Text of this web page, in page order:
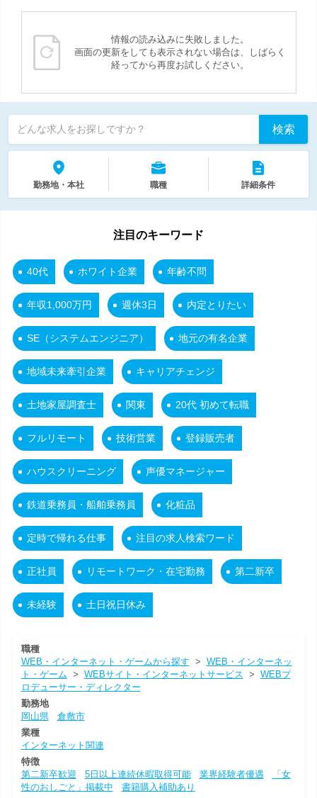
情報の読み込みに失敗しました。
画面の更新をしても表示されない場合は、しばらく
経ってから再度お試しください。
どんな求人をお探しですか？ 検索
勤務地・本社 職種 詳細条件
注目のキーワード
40代 ホワイト企業 年齢不問
年収1,000万円 週休3日 内定とりたい
SE（システムエンジニア） 地元の有名企業
地域未来牽引企業 キャリアチェンジ
土地家屋調査士 関東 20代 初めて転職
フルリモート 技術営業 登録販売者
ハウスクリーニング 声優マネージャー
鉄道乗務員・船舶乗務員 化粧品
定時で帰れる仕事 注目の求人検索ワード
正社員 リモートワーク・在宅勤務 第二新卒
未経験 土日祝日休み
職種
WEB・インターネット・ゲームから探す > WEB・インターネッ
ト・ゲーム > WEBサイト・インターネットサービス > WEBプ
ロデューサー・ディレクター
勤務地
岡山県
倉敷市
業種
インターネット関連
特徴
第二新卒歓迎
5日以上連続休暇取得可能 業界経験者優遇
「女
性のおしごと」掲載中
書籍購入補助あり